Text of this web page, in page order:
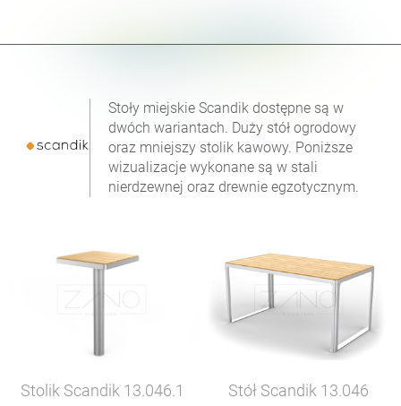
Stoły miejskie Scandik dostępne są w
dwóch wariantach. Duży stół ogrodowy
oraz mniejszy stolik kawowy. Poniższe
wizualizacje wykonane są w stali
nierdzewnej oraz drewnie egzotycznym.
Stolik Scandik 13.046.1 Stół Scandik 13.046